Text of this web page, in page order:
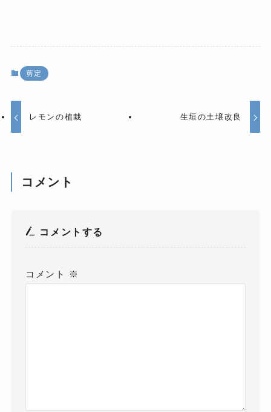
剪定
レモンの植栽 生垣の土壌改良
コメント
コメントする
コメント ※